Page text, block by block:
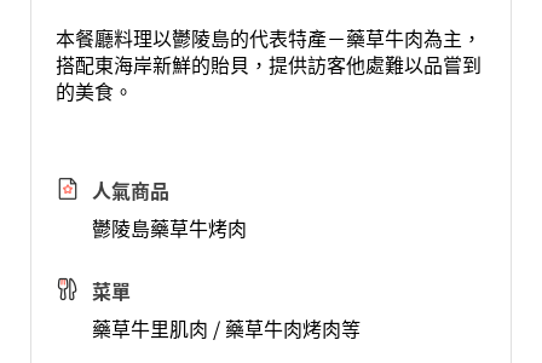
本餐廳料理以鬱陵島的代表特產－藥草牛肉為主，
搭配東海岸新鮮的貽貝，提供訪客他處難以品嘗到
的美食。
人氣商品
鬱陵島藥草牛烤肉
菜單
藥草牛里肌肉 / 藥草牛肉烤肉等